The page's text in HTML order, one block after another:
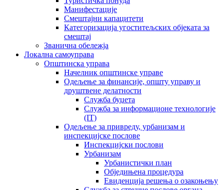
Манифестације
Смештајни капацитети
Категоризација угоститељских објеката за
смештај
Званична обележја
Локална самоуправа
Општинска управа
Начелник општинске управе
Одељење за финансије, општу управу и
друштвене делатности
Служба буџета
Служба за информационе технологије
(IT)
Одељење за привреду, урбанизам и
инспекцијске послове
Инспекцијски послови
Урбанизам
Урбанистички план
Обједињена процедура
Евиденција решења о озакоњењу